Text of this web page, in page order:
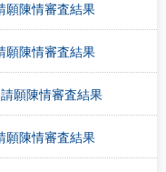
陳情審査結果
陳情審査結果
願陳情審査結果
陳情審査結果